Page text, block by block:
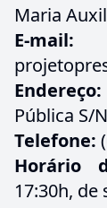
Maria
E-mail:
Endereço:
Pública S/
Telefone:
Horário
17:30h,